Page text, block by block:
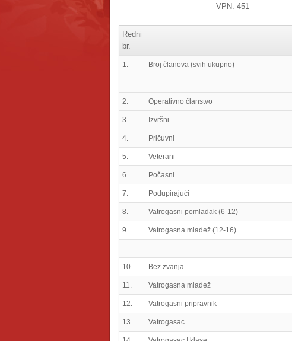
VPN: 451
Redni
br.
1. Broj članova (svih ukupno)
2. Operativno članstvo
3. Izvršni
4. Pričuvni
5. Veterani
6. Počasni
7. Podupirajući
8. Vatrogasni pomladak (6-12)
9. Vatrogasna mladež (12-16)
10. Bez zvanja
11. Vatrogasna mladež
12. Vatrogasni pripravnik
13. Vatrogasac